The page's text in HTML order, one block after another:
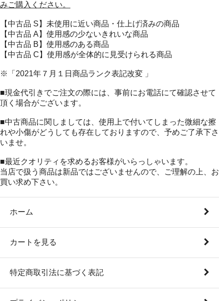
みご購入ください。
【中古品 S】未使用に近い商品・仕上げ済みの商品
【中古品 A】使用感の少ないきれいな商品
【中古品 B】使用感のある商品
【中古品 C】使用感が全体的に見受けられる商品
※「2021年７月１日商品ランク表記改変 」
■現金代引きでご注文の際には、事前にお電話にて確認させて
頂く場合がございます。
■中古商品に関しましては、使用上で付いてしまった微細な擦
れや小傷がどうしても存在しておりますので、予めご了承下さ
いませ。
■最近クオリティを求めるお客様がいらっしゃいます。
当店で扱う商品は新品ではございませんので、ご理解の上、お
買い求め下さい。
ホーム
カートを見る
特定商取引法に基づく表記